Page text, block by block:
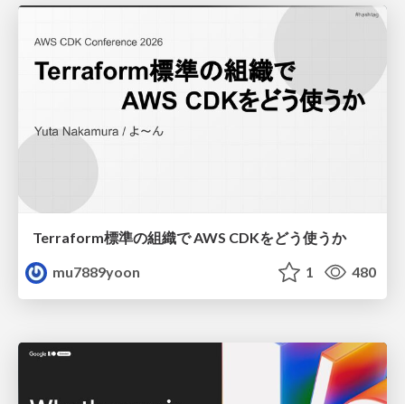
Terraform標準の組織で AWS CDKをどう使うか
mu7889yoon
1 480